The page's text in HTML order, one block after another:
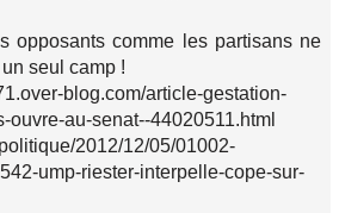
opposants comme les partisans ne
seul camp !
blog.com/article-gestation-
ouvre-au-senat--44020511.html
2012/12/05/01002-
ump-riester-interpelle-cope-sur-